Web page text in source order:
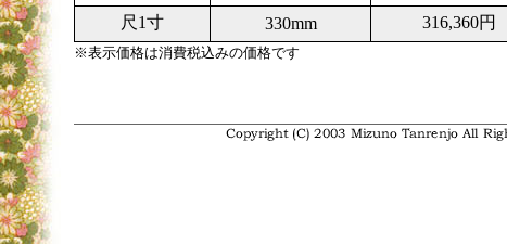
尺1寸
330mm 316,360円
※表示価格は消費税込みの価格です